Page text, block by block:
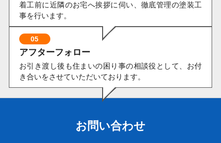
着工前に近隣のお宅へ挨拶に伺い、徹底管理の塗装工
事を行います。
05
アフターフォロー
お引き渡し後も住まいの困り事の相談役として、お付
き合いをさせていただいております。
お問い合わせ